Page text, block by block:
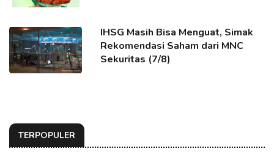
IHSG Masih Bisa Menguat, Simak
Rekomendasi Saham dari MNC
Sekuritas (7/8)
TERPOPULER